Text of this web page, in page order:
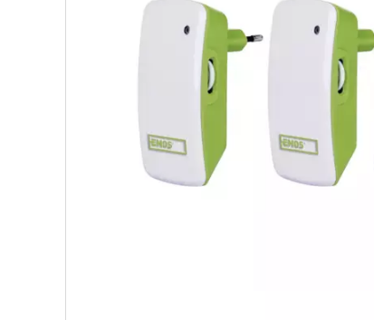
so nastavljeni
zasebnosti,
vas opozori na
Piškotki za
S temi piškotki
našega
opazujemo,
anonimni. Če